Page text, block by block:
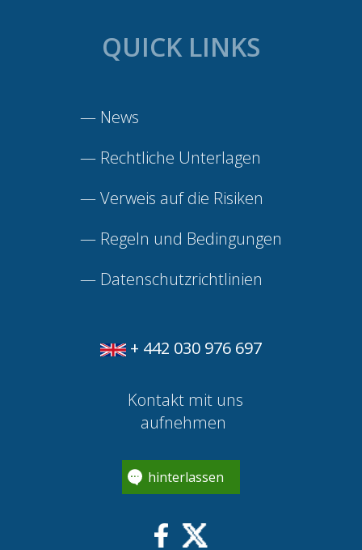
QUICK LINKS
— News
— Rechtliche Unterlagen
—Verweis auf die Risiken
— Regeln und Bedingungen
— Datenschutzrichtlinien
+ 442 030 976 697
Kontakt mit uns
aufnehmen
hinterlassen